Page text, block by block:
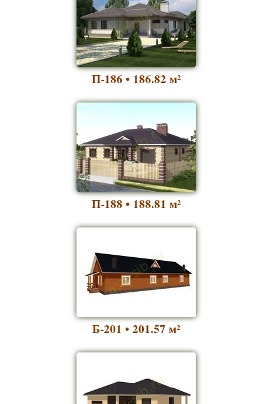
П-186 • 186.82 м²
П-188 • 188.81 м²
Б-201 • 201.57 м²